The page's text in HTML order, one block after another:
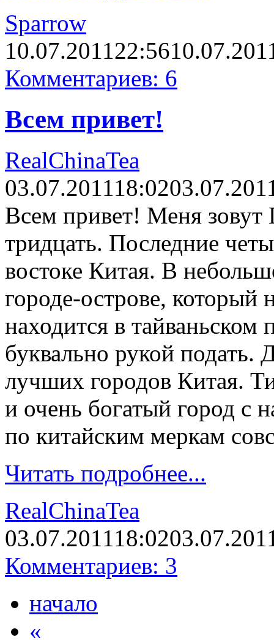
Sparrow
10.07.201122:56
Комментариев: 6
Всем привет!
RealChinaTea
03.07.201118:02
Всем привет! Меня
тридцать. Последние
востоке Китая. В
городе-острове, который
находится в
буквально рукой
лучших городов Китая.
и очень богатый город с
по китайским меркам
Читать подробнее...
RealChinaTea
03.07.201118:02
Комментариев: 3
начало
«